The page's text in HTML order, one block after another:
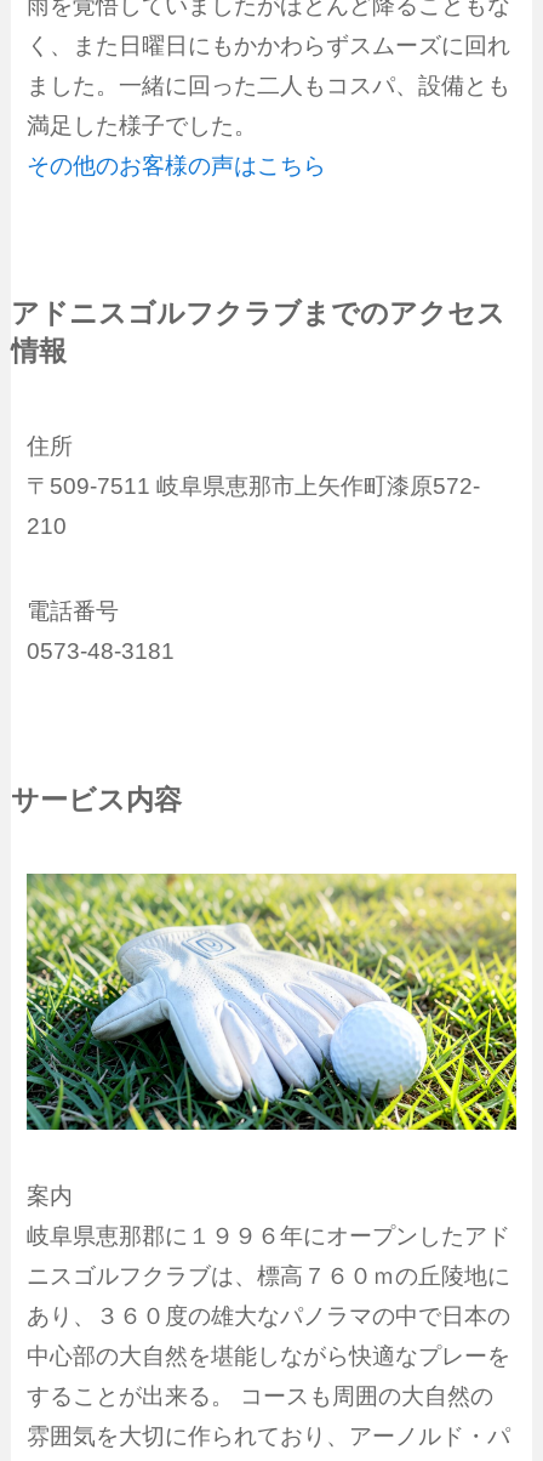
雨を覚悟していましたがほとんど降ることもな
く、また日曜日にもかかわらずスムーズに回れ
ました。一緒に回った二人もコスパ、設備とも
満足した様子でした。
その他のお客様の声はこちら
アドニスゴルフクラブまでのアクセス
情報
住所
〒509-7511 岐阜県恵那市上矢作町漆原572-
210
電話番号
0573-48-3181
サービス内容
案内
岐阜県恵那郡に１９９６年にオープンしたアド
ニスゴルフクラブは、標高７６０ｍの丘陵地に
あり、３６０度の雄大なパノラマの中で日本の
中心部の大自然を堪能しながら快適なプレーを
することが出来る。 コースも周囲の大自然の
雰囲気を大切に作られており、アーノルド・パ